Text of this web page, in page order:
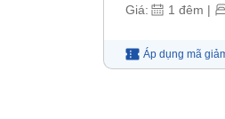
Giá: 1 đêm |
Áp dụng mã